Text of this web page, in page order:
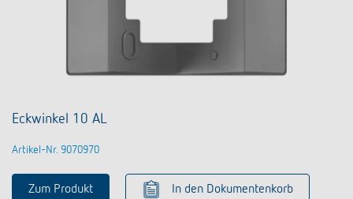
Eckwinkel 10 AL
Artikel-Nr. 9070970
Zum Produkt In den Dokumentenkorb